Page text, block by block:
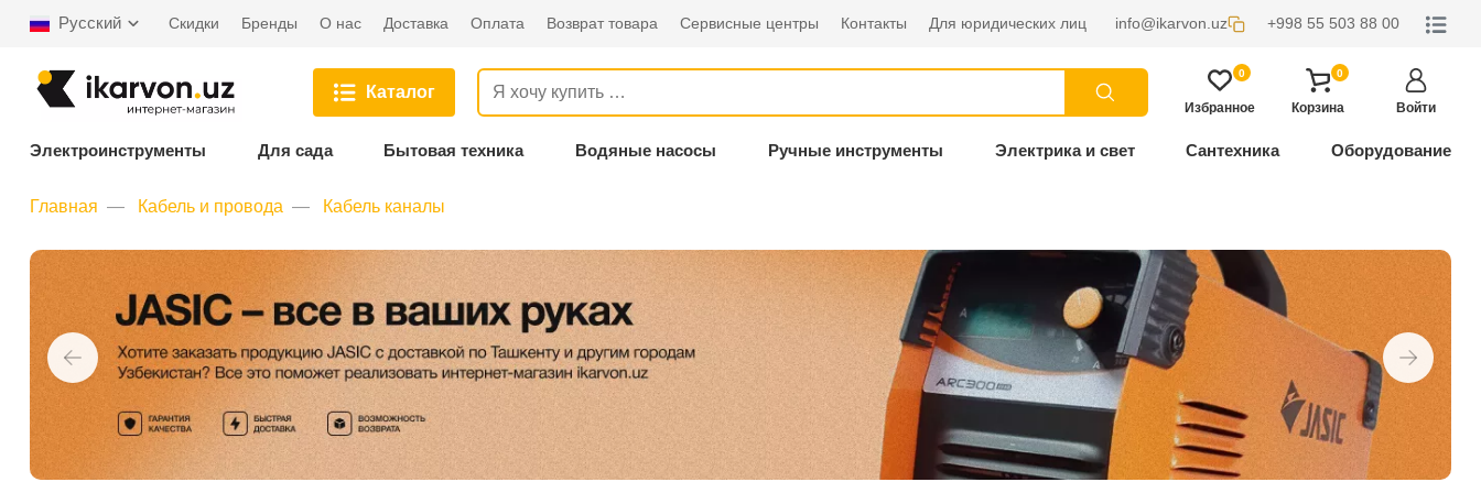
Русский Скидки Бренды О нас Доставка Оплата Возврат товара Сервисные центры Контакты Для юридических лиц info@ikarvon.uz +998 55 503 88 00
Каталог
0
Избранное
0
Корзина Войти
Электроинструменты Для сада Бытовая техника Водяные насосы Ручные инструменты Электрика и свет Сантехника Оборудование
Главная Кабель и провода Кабель каналы